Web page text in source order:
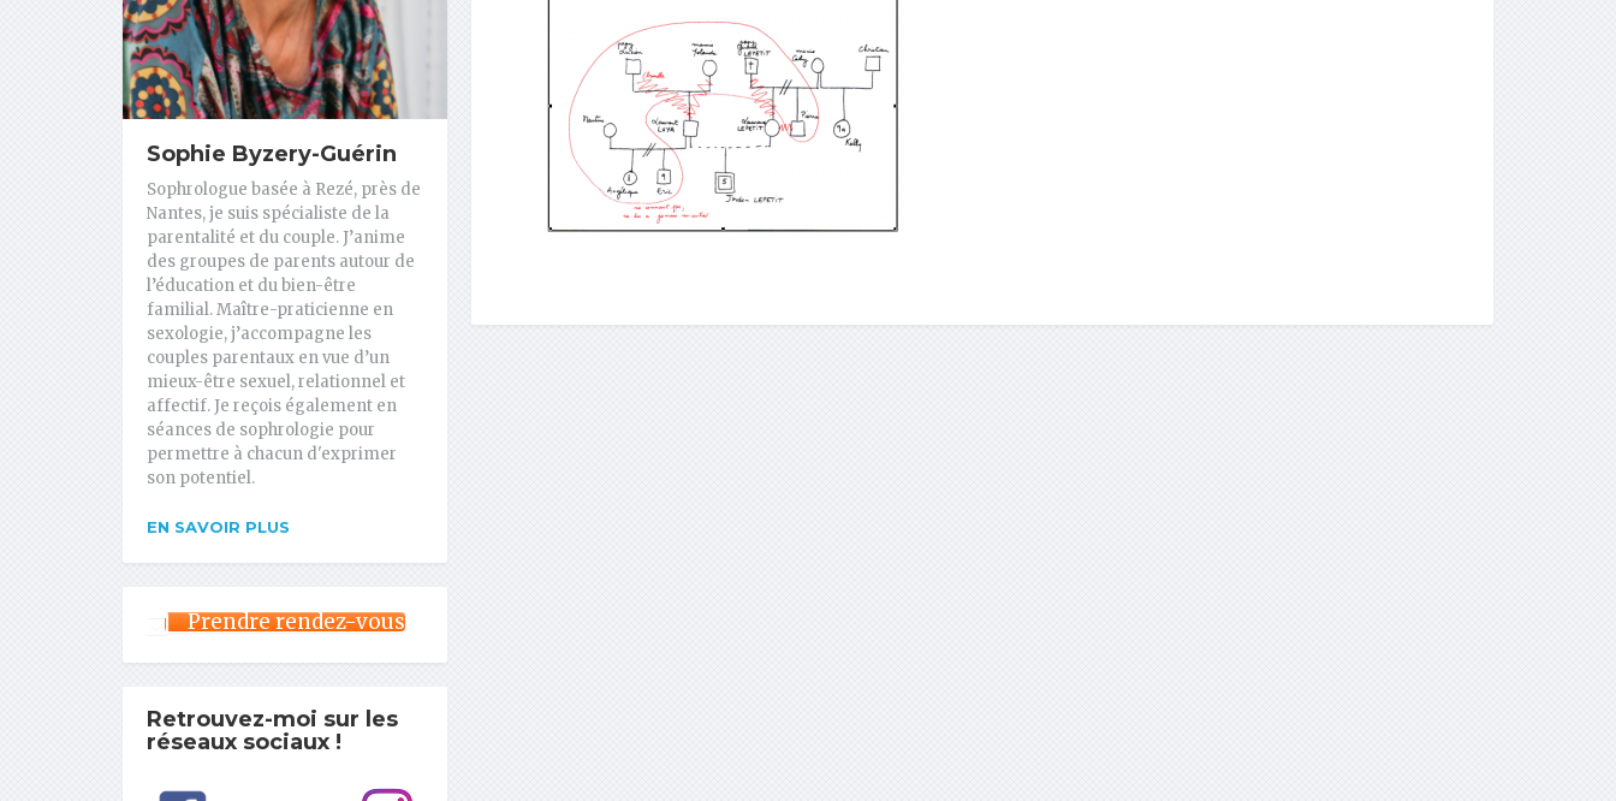
Sophie Byzery-Guérin
Sophrologue basée à Rezé, près de
Nantes, je suis spécialiste de la
parentalité et du couple. J’anime
des groupes de parents autour de
l’éducation et du bien-être
familial. Maître-praticienne en
sexologie, j’accompagne les
couples parentaux en vue d’un
mieux-être sexuel, relationnel et
affectif. Je reçois également en
séances de sophrologie pour
permettre à chacun d'exprimer
son potentiel.
EN SAVOIR PLUS
Prendre rendez-vous
Retrouvez-moi sur les
réseaux sociaux !